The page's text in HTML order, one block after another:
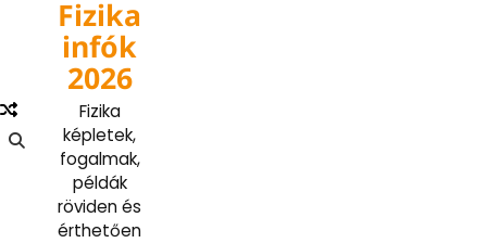
content
Fizika
infók
2026
Fizika
képletek,
fogalmak,
példák
röviden és
érthetően